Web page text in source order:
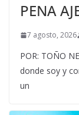
PENA
7 agosto, 2026
POR: TOÑO
donde soy y
un